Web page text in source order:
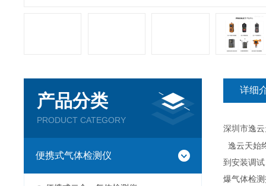
产品分类
PRODUCT CATEGORY
便携式气体检测仪
详细
深圳市逸
逸云天始
到安装调
爆气体检